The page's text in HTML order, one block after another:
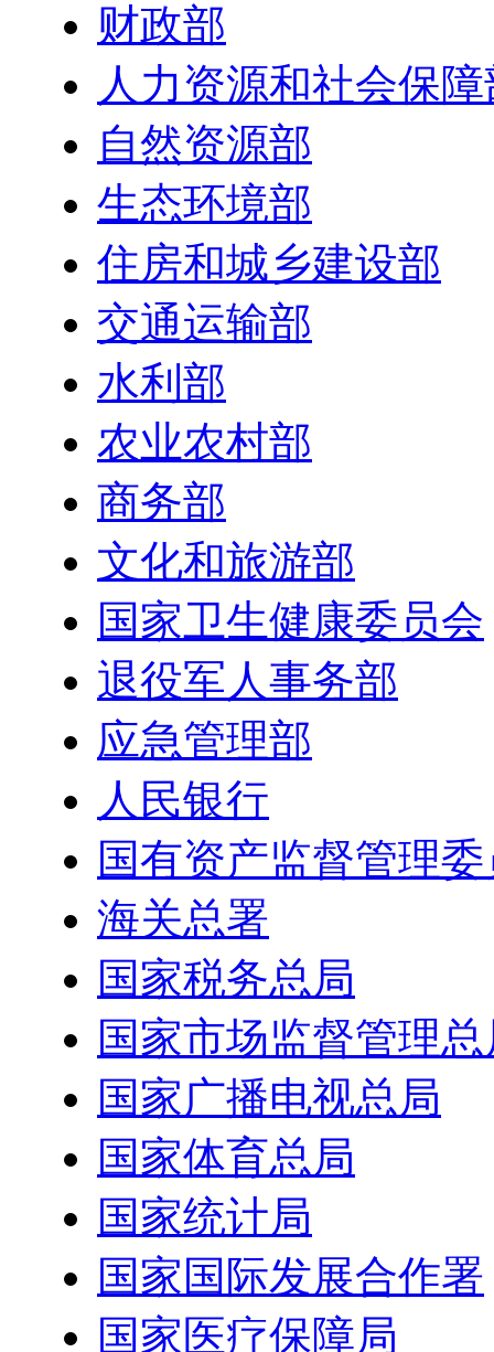
财政部
人力资源和社会保
自然资源部
生态环境部
住房和城乡建设部
交通运输部
水利部
农业农村部
商务部
文化和旅游部
国家卫生健康委员会
退役军人事务部
应急管理部
人民银行
国有资产监督管理
海关总署
国家税务总局
国家市场监督管理
国家广播电视总局
国家体育总局
国家统计局
国家国际发展合作署
国家医疗保障局